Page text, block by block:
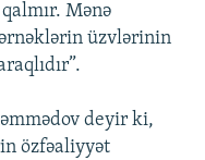
Mənə
üzvlərinin
deyir ki,
özfəaliyyət